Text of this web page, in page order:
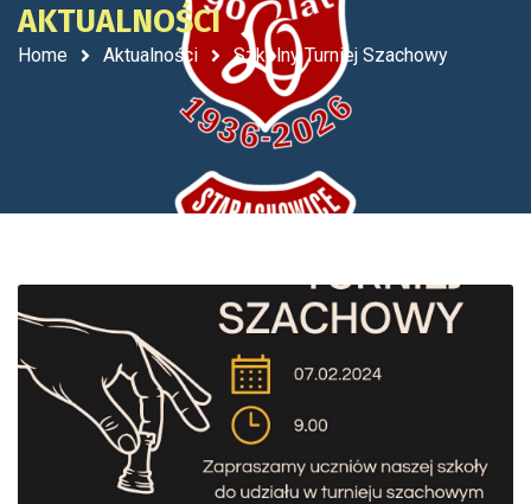
AKTUALNOŚCI
Home Aktualności Szkolny Turniej Szachowy